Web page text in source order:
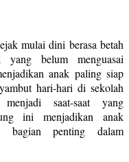
mulai dini berasa betah
yang belum menguasai
anak paling siap
hari-hari di sekolah
saat-saat yang
ini menjadikan anak
penting dalam